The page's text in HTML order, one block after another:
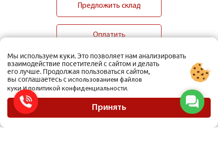
Предложить склад
Оплатить
Карта сайта
Политика конфиденциальности
Материалы, размещенные на сайте, не являются публичной офертой
Мы используем куки. Это позволяет нам анализировать
взаимодействие посетителей с сайтом и делать
его лучше. Продолжая пользоваться сайтом,
вы соглашаетесь с использованием файлов
кукииполитикой конфиденциальности.
Принять